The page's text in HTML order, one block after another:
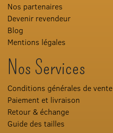
Nos partenaires
Devenir revendeur
Blog
Mentions légales
Nos Services
Conditions générales de vente
Paiement et livraison
Retour & échange
Guide des tailles